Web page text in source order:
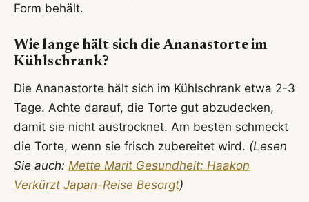
Form behält.
Wie lange hält sich die Ananastorte im
Kühlschrank?
Die Ananastorte hält sich im Kühlschrank etwa 2-3
Tage. Achte darauf, die Torte gut abzudecken,
damit sie nicht austrocknet. Am besten schmeckt
die Torte, wenn sie frisch zubereitet wird. (Lesen
Sie auch: Mette Marit Gesundheit: Haakon
Verkürzt Japan-Reise Besorgt)